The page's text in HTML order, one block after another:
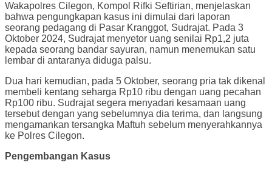
Wakapolres Cilegon, Kompol Rifki Seftirian, menjelaskan
bahwa pengungkapan kasus ini dimulai dari laporan
seorang pedagang di Pasar Kranggot, Sudrajat. Pada 3
Oktober 2024, Sudrajat menyetor uang senilai Rp1,2 juta
kepada seorang bandar sayuran, namun menemukan satu
lembar di antaranya diduga palsu.
Dua hari kemudian, pada 5 Oktober, seorang pria tak dikenal
membeli kentang seharga Rp10 ribu dengan uang pecahan
Rp100 ribu. Sudrajat segera menyadari kesamaan uang
tersebut dengan yang sebelumnya dia terima, dan langsung
mengamankan tersangka Maftuh sebelum menyerahkannya
ke Polres Cilegon.
Pengembangan Kasus